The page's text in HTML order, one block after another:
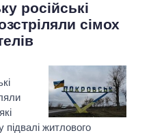
російські
сімох
житлового